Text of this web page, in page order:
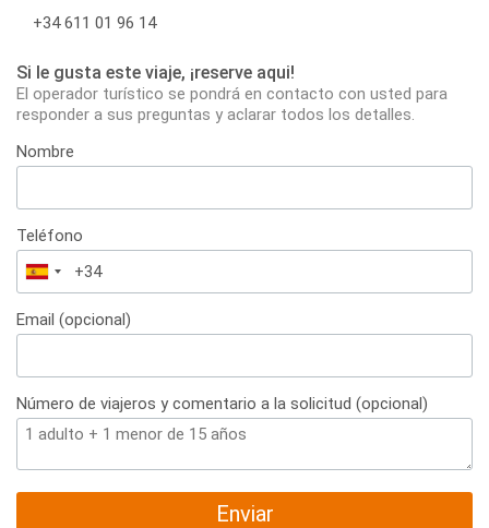
+34 611 01 96 14
Si le gusta este viaje, ¡reserve aqui!
El operador turístico se pondrá en contacto con usted para
responder a sus preguntas y aclarar todos los detalles.
Nombre
Teléfono
España
+34
Email (opcional)
Número de viajeros y comentario a la solicitud (opcional)
Enviar